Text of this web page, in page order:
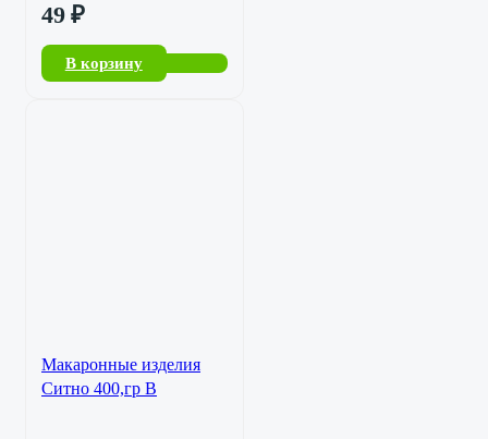
49 ₽
В корзину
Макаронные изделия
Ситно 400,гр В